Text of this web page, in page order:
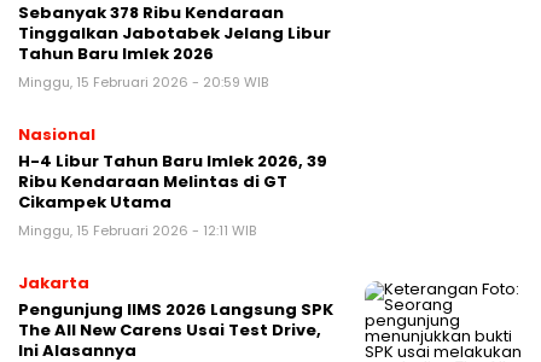
Sebanyak 378 Ribu Kendaraan
Tinggalkan Jabotabek Jelang Libur
Tahun Baru Imlek 2026
Minggu, 15 Februari 2026 - 20:59 WIB
Nasional
H-4 Libur Tahun Baru Imlek 2026, 39
Ribu Kendaraan Melintas di GT
Cikampek Utama
Minggu, 15 Februari 2026 - 12:11 WIB
Jakarta
Pengunjung IIMS 2026 Langsung SPK
The All New Carens Usai Test Drive,
Ini Alasannya